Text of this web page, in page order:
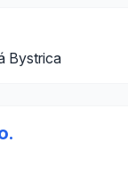
Bystrica